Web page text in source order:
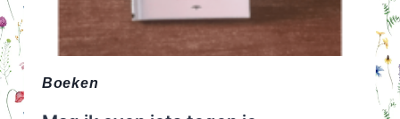
Boeken